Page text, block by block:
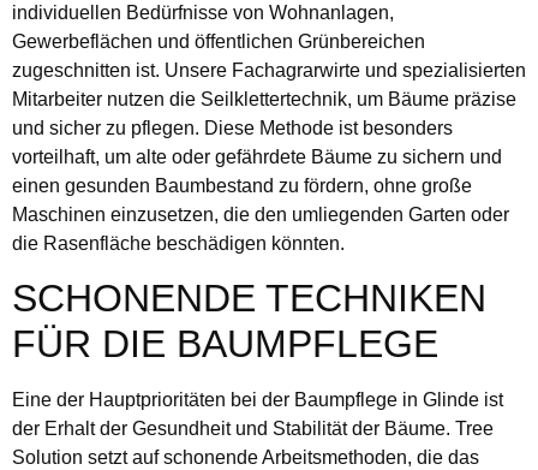
individuellen Bedürfnisse von Wohnanlagen,
Gewerbeflächen und öffentlichen Grünbereichen
zugeschnitten ist. Unsere Fachagrarwirte und spezialisierten
Mitarbeiter nutzen die Seilklettertechnik, um Bäume präzise
und sicher zu pflegen. Diese Methode ist besonders
vorteilhaft, um alte oder gefährdete Bäume zu sichern und
einen gesunden Baumbestand zu fördern, ohne große
Maschinen einzusetzen, die den umliegenden Garten oder
die Rasenfläche beschädigen könnten.
SCHONENDE TECHNIKEN
FÜR DIE BAUMPFLEGE
Eine der Hauptprioritäten bei der Baumpflege in Glinde ist
der Erhalt der Gesundheit und Stabilität der Bäume. Tree
Solution setzt auf schonende Arbeitsmethoden, die das